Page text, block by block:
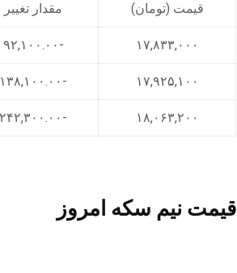
قیمت (تومان) مقدار تغییر
۱۷,۸۳۳,۰۰۰ -۹۲,۱۰۰.۰۰
۱۷,۹۲۵,۱۰۰ -۱۳۸,۱۰۰.۰۰
۱۸,۰۶۳,۲۰۰ -۲۴۲,۳۰۰.۰۰
قیمت نیم سکه امروز